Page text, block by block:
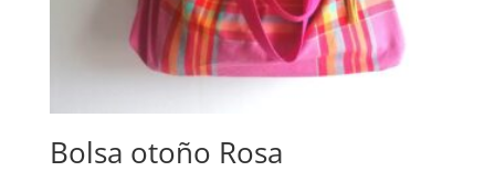
Bolsa otoño Rosa